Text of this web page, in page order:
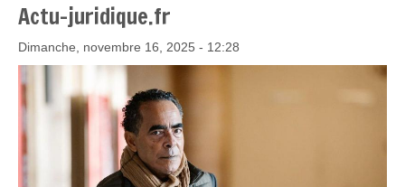
Actu-juridique.fr
Dimanche, novembre 16, 2025 - 12:28